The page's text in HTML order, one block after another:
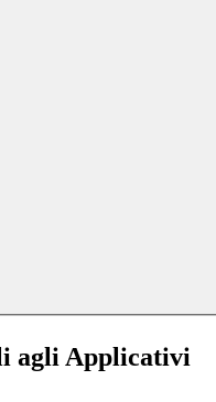
agli Applicativi